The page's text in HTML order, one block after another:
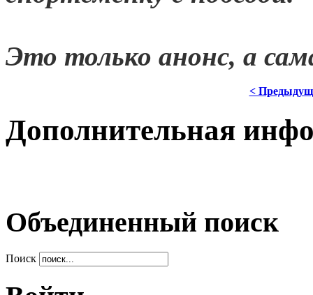
Это только анонс, а
<
Дополнительная
Объединенный поиск
Поиск